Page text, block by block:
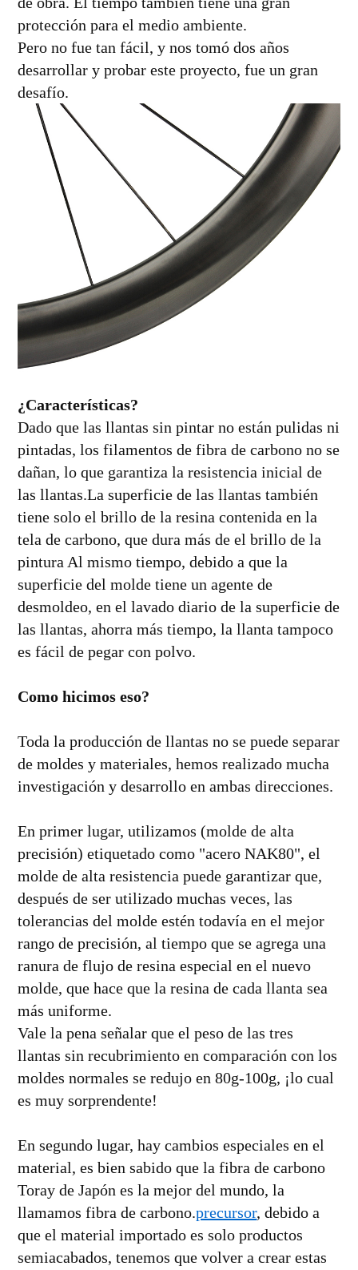
protección para el medio ambiente.
Pero no fue tan fácil, y nos tomó dos años
desarrollar y probar este proyecto, fue un gran
desafío.
¿Características?
Dado que las llantas sin pintar no están pulidas ni
pintadas, los filamentos de fibra de carbono no se
dañan, lo que garantiza la resistencia inicial de
las llantas.La superficie de las llantas también
tiene solo el brillo de la resina contenida en la
tela de carbono, que dura más de el brillo de la
pintura Al mismo tiempo, debido a que la
superficie del molde tiene un agente de
desmoldeo, en el lavado diario de la superficie de
las llantas, ahorra más tiempo, la llanta tampoco
es fácil de pegar con polvo.
Como hicimos eso?
Toda la producción de llantas no se puede separar
de moldes y materiales, hemos realizado mucha
investigación y desarrollo en ambas direcciones.
En primer lugar, utilizamos (molde de alta
precisión) etiquetado como "acero NAK80", el
molde de alta resistencia puede garantizar que,
después de ser utilizado muchas veces, las
tolerancias del molde estén todavía en el mejor
rango de precisión, al tiempo que se agrega una
ranura de flujo de resina especial en el nuevo
molde, que hace que la resina de cada llanta sea
más uniforme.
Vale la pena señalar que el peso de las tres
llantas sin recubrimiento en comparación con los
moldes normales se redujo en 80g-100g, ¡lo cual
es muy sorprendente!
En segundo lugar, hay cambios especiales en el
material, es bien sabido que la fibra de carbono
Toray de Japón es la mejor del mundo, la
llamamos fibra de carbono.precursor, debido a
que el material importado es solo productos
semiacabados, tenemos que volver a crear estas